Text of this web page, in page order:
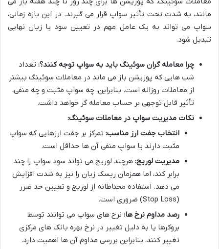
مانند، به شدت تحت تأثیر سواپ قرار می گیرند. در این بازه زمانی،
سواپ می تواند به یک عامل مهم در تعیین سود یا زیان نهایی
تبدیل شود.
چرا معامله گران سوئینگ باید به سواپ توجه کنند؟: تعداد
شب هایی که پوزیشن باز می ماند در معاملات سوئینگ بیشتر
از معاملات روزانه است. بنابراین، چه سواپ مثبت و چه منفی،
تأثیر قابل توجهی بر حساب معامله گر خواهد داشت.
نکات مدیریت سواپ در معاملات سوئینگ:
انتخاب جفت ارز مناسب: تمرکز بر جفت ارزهایی که سواپ
مثبت دارند یا سواپ منفی آن ها حداقل است.
مدیریت لوریج: هرچند لوریج می تواند سود سواپ را چند
برابر کند، اما همزمان ریسک زیان را نیز به شدت افزایش
می دهد. استفاده محتاطانه از لوریج و تعیین حد ضرر
(Stop Loss) ضروری است.
رصد مداوم نرخ ها: نرخ های سواپ می توانند توسط
بروکرها یا به دلیل تغییر در نرخ بهره بانک های مرکزی
تغییر کنند، بنابراین بررسی مداوم آن ها اهمیت دارد.